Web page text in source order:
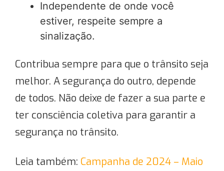
Independente de onde você
estiver, respeite sempre a
sinalização.
Contribua sempre para que o trânsito seja
melhor. A segurança do outro, depende
de todos. Não deixe de fazer a sua parte e
ter consciência coletiva para garantir a
segurança no trânsito.
Leia também: Campanha de 2024 – Maio